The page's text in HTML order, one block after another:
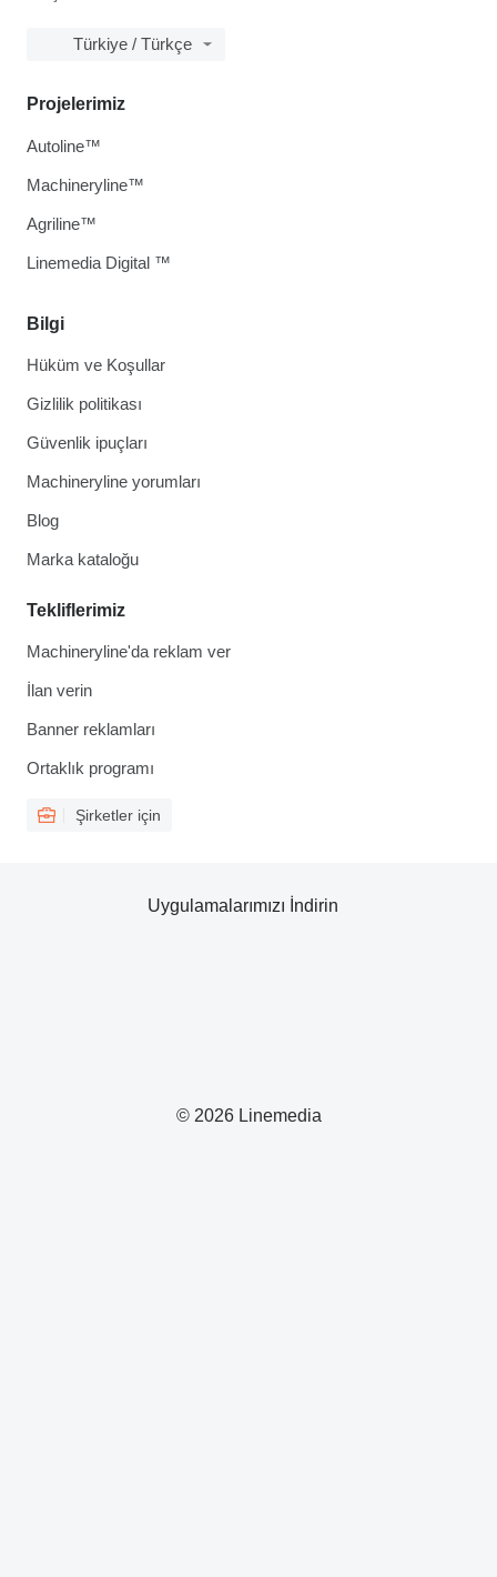
Türkiye / Türkçe
Bilgi
Hüküm ve Koşullar
Gizlilik politikası
Güvenlik ipuçları
Machineryline yorumları
Blog
Marka kataloğu
Tekliflerimiz
Machineryline'da reklam ver
İlan verin
Banner reklamları
Ortaklık programı
Şirketler için
Projelerimiz
Autoline™
Machineryline™
Agriline™
Linemedia Digital ™
© 2026 Linemedia
Uygulamalarımızı İndirin